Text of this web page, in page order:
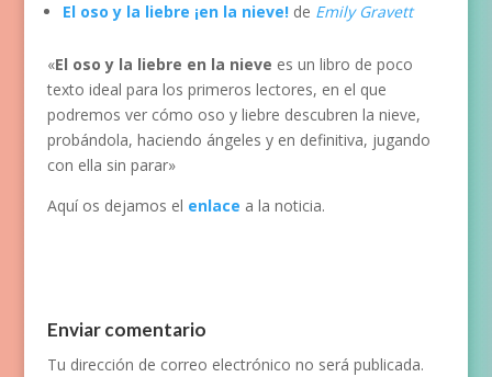
El oso y la liebre ¡en la nieve!de Emily Gravett
«El oso y la liebre en la nieve es un libro de poco
texto ideal para los primeros lectores, en el que
podremos ver cómo oso y liebre descubren la nieve,
probándola, haciendo ángeles y en definitiva, jugando
con ella sin parar»
Aquí os dejamos el enlace a la noticia.
Enviar comentario
Tu dirección de correo electrónico no será publicada.